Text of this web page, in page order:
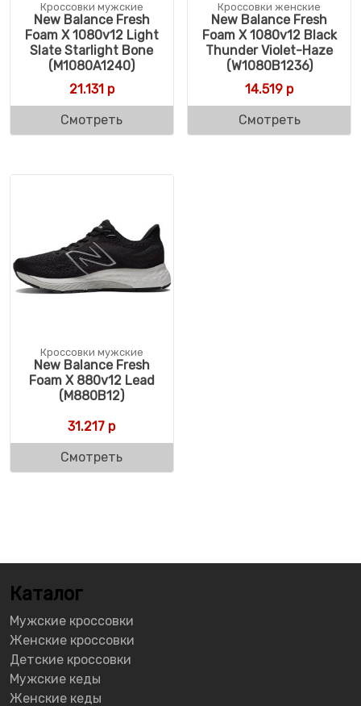
Кроссовки мужские
New Balance Fresh
Foam X 1080v12 Light
Slate Starlight Bone
(M1080A1240)
21.131 р
Смотреть
Кроссовки женские
New Balance Fresh
Foam X 1080v12 Black
Thunder Violet-Haze
(W1080B1236)
14.519 р
Смотреть
Кроссовки мужские
New Balance Fresh
Foam X 880v12 Lead
(M880B12)
31.217 р
Смотреть
Каталог
Мужские кроссовки
Женские кроссовки
Детские кроссовки
Мужские кеды
Женские кеды